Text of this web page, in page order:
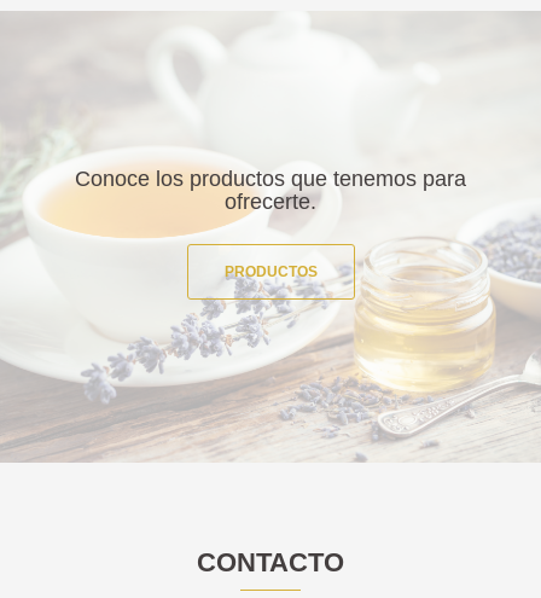
Conoce los productos que tenemos para
ofrecerte.
PRODUCTOS
CONTACTO